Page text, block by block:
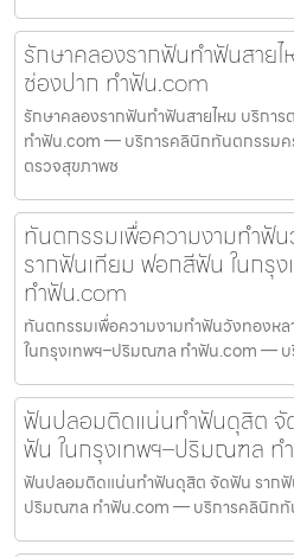
รักษาคลองรากฟันทำฟันสาย
ช่องปาก ทำฟัน.com
รักษาคลองรากฟันทำฟันสายไหม บริกา
ทำฟัน.com — บริการคลินิกทันตกรรม
ตรวจสุขภาพช
ทันตกรรมเพื่อความงามทำฟั
รากฟันเทียม ฟอกสีฟัน ในกรุ
ทำฟัน.com
ทันตกรรมเพื่อความงามทำฟันวังทองห
ในกรุงเทพฯ–ปริมณฑล ทำฟัน.com —
ฟันปลอมติดแน่นทำฟันดุสิต จั
ฟัน ในกรุงเทพฯ–ปริมณฑล ท
ฟันปลอมติดแน่นทำฟันดุสิต จัดฟัน รากฟั
ปริมณฑล ทำฟัน.com — บริการคลินิกทั